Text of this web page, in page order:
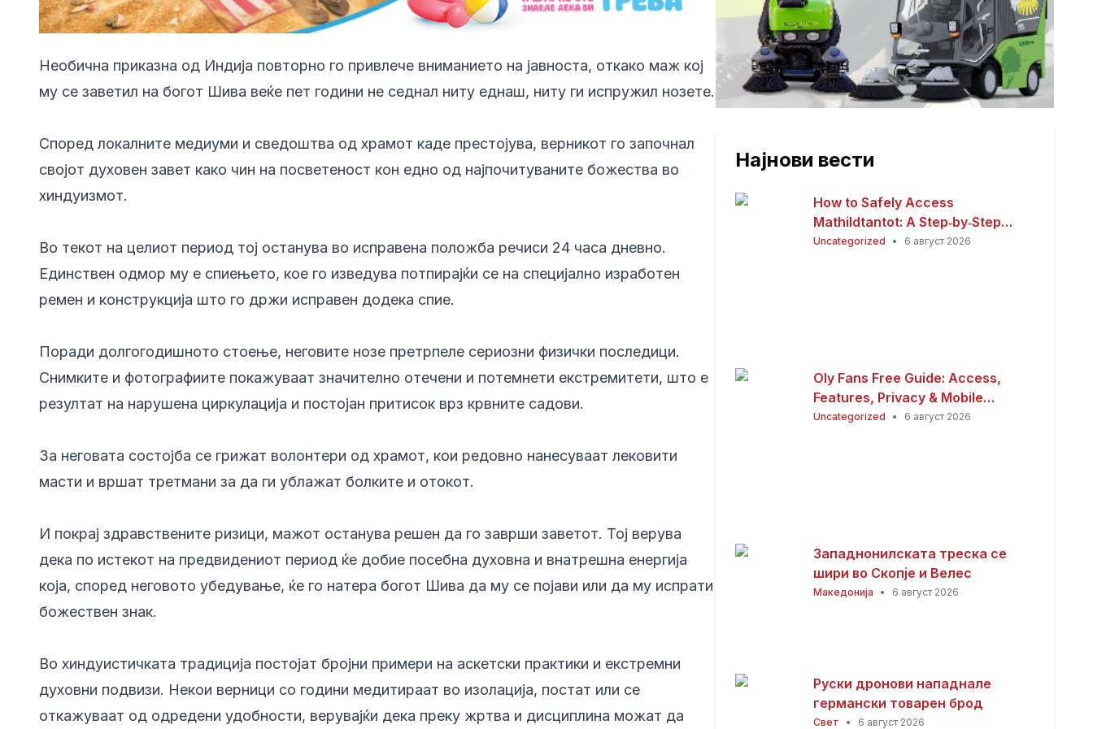
Необична приказна од Индија повторно го привлече вниманието на јавноста, откако маж кој
му се заветил на богот Шива веќе пет години не седнал ниту еднаш, ниту ги испружил нозете.
Според локалните медиуми и сведоштва од храмот каде престојува, верникот го започнал
својот духовен завет како чин на посветеност кон едно од најпочитуваните божества во
хиндуизмот.
Во текот на целиот период тој останува во исправена положба речиси 24 часа дневно.
Единствен одмор му е спиењето, кое го изведува потпирајќи се на специјално изработен
ремен и конструкција што го држи исправен додека спие.
Поради долгогодишното стоење, неговите нозе претрпеле сериозни физички последици.
Снимките и фотографиите покажуваат значително отечени и потемнети екстремитети, што е
резултат на нарушена циркулација и постојан притисок врз крвните садови.
За неговата состојба се грижат волонтери од храмот, кои редовно нанесуваат лековити
масти и вршат третмани за да ги ублажат болките и отокот.
И покрај здравствените ризици, мажот останува решен да го заврши заветот. Тој верува
дека по истекот на предвидениот период ќе добие посебна духовна и внатрешна енергија
која, според неговото убедување, ќе го натера богот Шива да му се појави или да му испрати
божествен знак.
Во хиндуистичката традиција постојат бројни примери на аскетски практики и екстремни
духовни подвизи. Некои верници со години медитираат во изолација, постат или се
откажуваат од одредени удобности, верувајќи дека преку жртва и дисциплина можат да
Најнови вести
How to Safely Access
Mathildtantot: A Step‑by‑Step
Premium Guide
Uncategorized • 6 август 2026
Oly Fans Free Guide: Access,
Features, Privacy & Mobile
Experience
Uncategorized • 6 август 2026
Западнонилската треска се
шири во Скопје и Велес
Македонија • 6 август 2026
Руски дронови нападнале
германски товарен брод
Свет • 6 август 2026